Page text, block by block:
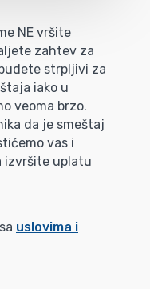
NE vršite
zahtev za
strpljivi za
iako u
veoma brzo.
da je smeštaj
vas i
izvršite uplatu
uslovima i